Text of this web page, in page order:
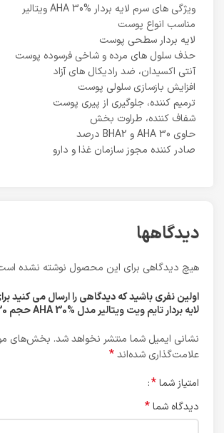
ویژگی های سرم لایه بردار AHA 30% ویتالیر
مناسب انواع پوست
لایه بردار سطحی پوست
حذف سلول های مرده و شاخی فرسوده پوست
آنتی اکسیدان، ضد رادیکال های آزاد
افزایش بازسازی سلولی پوست
ترمیم کننده، جلوگیری از پیری پوست
شفاف کننده، طراوت بخش
حاوی AHA 30 و BHA2 درصد
صادر کننده مجوز سازمان غذا و دارو
دیدگاهها
هیچ دیدگاهی برای این محصول نوشته نشده
اولین نفری باشید که دیدگاهی را ارسال می کنید
لایه بردار تایم ویت ویتالیر مدل AHA 30% حجم 30 میلی لیتر”
نشانی ایمیل شما منتشر نخواهد شد. بخش‌های
علامت‌گذاری شده‌اند*
امتیاز شما*
دیدگاه شما*